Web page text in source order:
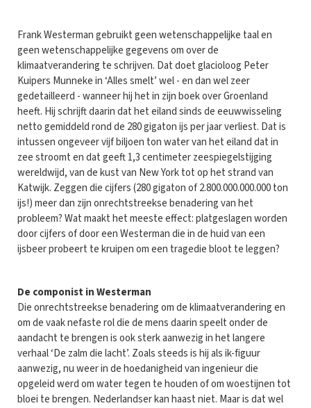
Frank Westerman gebruikt geen wetenschappelijke taal en
geen wetenschappelijke gegevens om over de
klimaatverandering te schrijven. Dat doet glacioloog Peter
Kuipers Munneke in ‘Alles smelt’ wel - en dan wel zeer
gedetailleerd - wanneer hij het in zijn boek over Groenland
heeft. Hij schrijft daarin dat het eiland sinds de eeuwwisseling
netto gemiddeld rond de 280 gigaton ijs per jaar verliest. Dat is
intussen ongeveer vijf biljoen ton water van het eiland dat in
zee stroomt en dat geeft 1,3 centimeter zeespiegelstijging
wereldwijd, van de kust van New York tot op het strand van
Katwijk. Zeggen die cijfers (280 gigaton of 2.800.000.000.000 ton
ijs!) meer dan zijn onrechtstreekse benadering van het
probleem? Wat maakt het meeste effect: platgeslagen worden
door cijfers of door een Westerman die in de huid van een
ijsbeer probeert te kruipen om een tragedie bloot te leggen?
De componist in Westerman
Die onrechtstreekse benadering om de klimaatverandering en
om de vaak nefaste rol die de mens daarin speelt onder de
aandacht te brengen is ook sterk aanwezig in het langere
verhaal ‘De zalm die lacht’. Zoals steeds is hij als ik-figuur
aanwezig, nu weer in de hoedanigheid van ingenieur die
opgeleid werd om water tegen te houden of om woestijnen tot
bloei te brengen. Nederlandser kan haast niet. Maar is dat wel